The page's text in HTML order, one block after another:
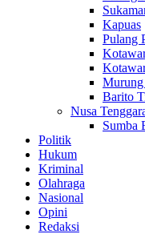
Kapuas
Pulang
Murung
Barito
Nusa
Sumba
Politik
Hukum
Kriminal
Olahraga
Nasional
Opini
Redaksi